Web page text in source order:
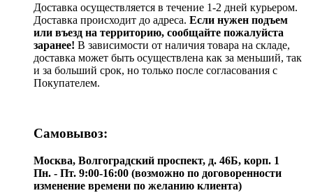
Доставка осуществляется в течение 1-2 дней курьером.
Доставка происходит до адреса. Если нужен подъем
или въезд на территорию, сообщайте пожалуйста
заранее! В зависимости от наличия товара на складе,
доставка может быть осуществлена как за меньший, так
и за больший срок, но только после согласования с
Покупателем.
Самовывоз:
Москва, Волгоградский проспект, д. 46Б, корп. 1
Пн. - Пт. 9:00-16:00 (возможно по договоренности
изменение времени по желанию клиента)